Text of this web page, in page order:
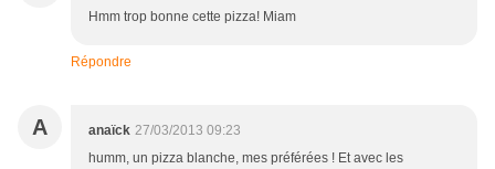
Hmm trop bonne cette pizza! Miam
Répondre
A anaïck 27/03/2013 09:23
humm, un pizza blanche, mes préférées ! Et avec les